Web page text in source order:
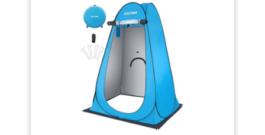
panneaux et les portes en maille offrent
une vue imprenable et une excellente
ventilation.
Structure stable : 4 piquets
en acier et un toit rectangulaire rendent la
tente plus solide, stable et résistante au
vent, idéale pour le camping en plein air, la
randonnée et la pêche par tous les temps.
Garantie d'un an : la tente de camping
UNP offre une garantie de qualité
inconditionnelle d'un an pour vous
permettre d'acheter sans risque. Si vous